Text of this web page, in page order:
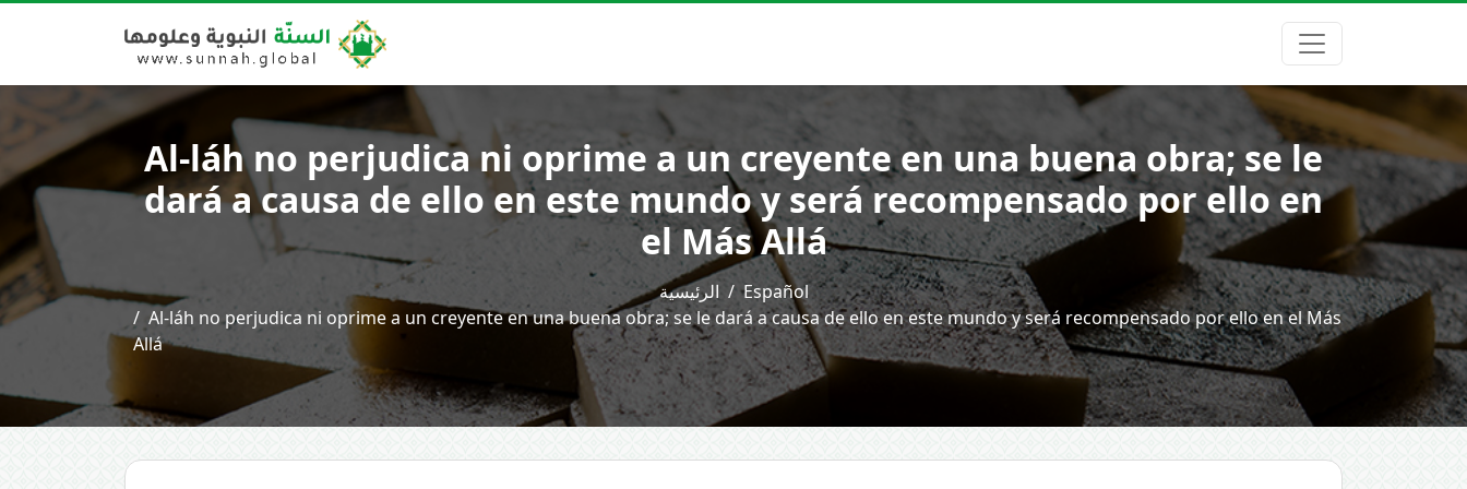
Al-láh no perjudica ni oprime a un creyente en una buena obra; se le
dará a causa de ello en este mundo y será recompensado por ello en
el Más Allá
الرئيسية
Español
Al-láh no perjudica ni oprime a un creyente en una buena obra; se le dará a causa de ello en este mundo y será recompensado por ello en el Más
Allá